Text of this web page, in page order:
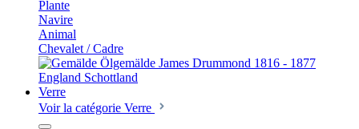
Plante
Navire
Animal
Chevalet / Cadre
Verre
Voir la catégorie Verre